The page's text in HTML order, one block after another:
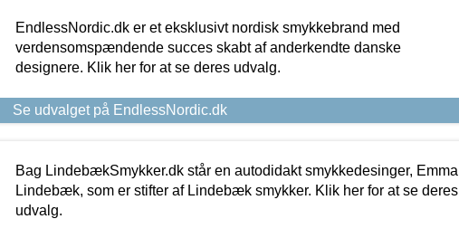
EndlessNordic.dk er et eksklusivt nordisk smykkebrand med
verdensomspændende succes skabt af anderkendte danske
designere. Klik her for at se deres udvalg.
Se udvalget på EndlessNordic.dk
Bag LindebækSmykker.dk står en autodidakt smykkedesinger, Emma
Lindebæk, som er stifter af Lindebæk smykker. Klik her for at se deres
udvalg.